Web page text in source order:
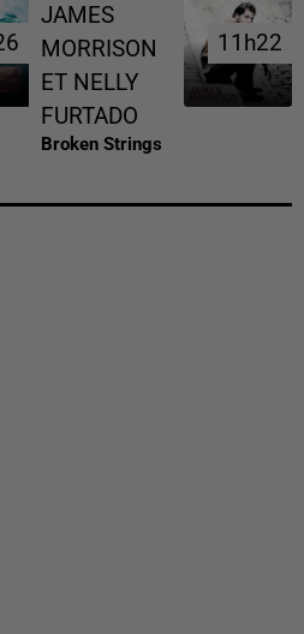
JAMES
MORRISON
ET NELLY
FURTADO
Broken Strings
11h22
11h22